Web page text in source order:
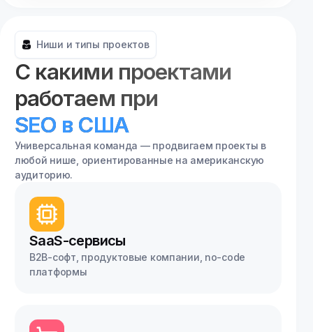
Ниши и типы проектов
С какими проектами
работаем при
SEO в США
Универсальная команда — продвигаем проекты в
любой нише, ориентированные на американскую
аудиторию.
SaaS-сервисы
B2B-софт, продуктовые компании, no-code
платформы